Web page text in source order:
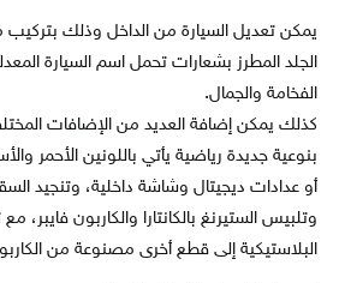
يمكن تعديل السيارة من الداخل وذلك
الجلد المطرز بشعارات تحمل اسم السيارة
الفخامة والجمال.
كذلك يمكن إضافة العديد من الإضافات
بنوعية جديدة رياضية يأتي باللونين الأحمر
أو عدادات ديجيتال وشاشة داخلية، وتنجيد
وتلبيس الستيرنغ بالكانتارا والكاربون فايبر،
البلاستيكية إلى قطع أخرى مصنوعة من